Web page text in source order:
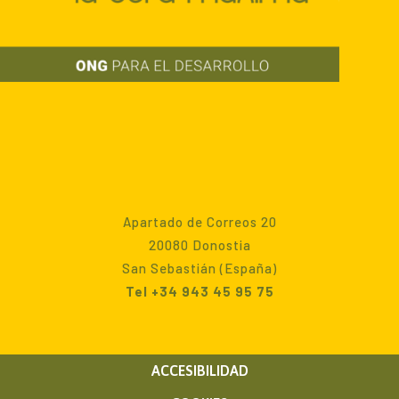
Apartado de Correos 20
20080 Donostia
San Sebastián (España)
Tel +34 943 45 95 75
ACCESIBILIDAD